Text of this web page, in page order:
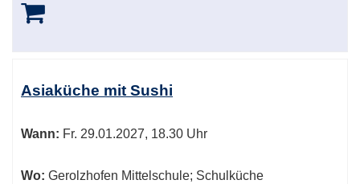
Asiaküche mit Sushi
Wann: Fr. 29.01.2027, 18.30 Uhr
Wo: Gerolzhofen Mittelschule; Schulküche